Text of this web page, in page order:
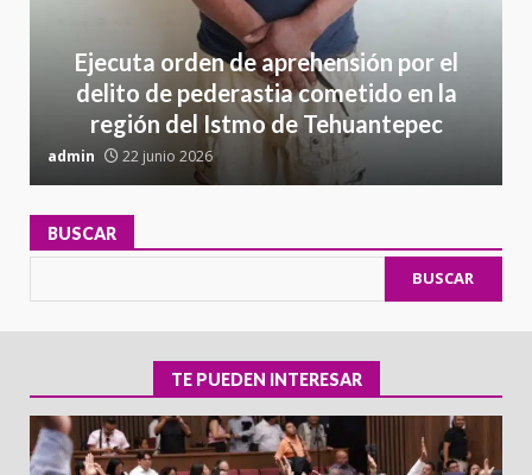
Ejecuta orden de aprehensión por el
delito de pederastia cometido en la
región del Istmo de Tehuantepec
admin 22 junio 2026
BUSCAR
BUSCAR
TE PUEDEN INTERESAR